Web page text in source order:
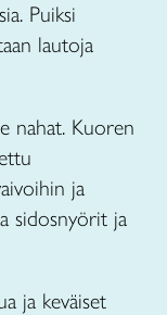
Puiksi
lautoja
nahat. Kuoren
ja
sidosnyörit ja
ja keväiset